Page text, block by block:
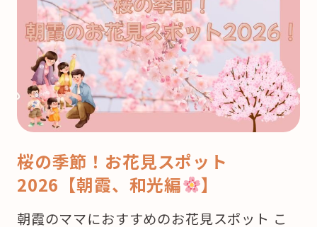
桜の季節！お花見スポット
2026【朝霞、和光編
】
朝霞のママにおすすめのお花見スポット こ